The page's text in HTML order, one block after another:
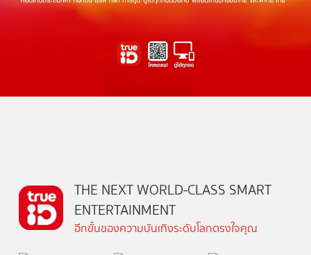
THE NEXT WORLD-CLASS SMART
ENTERTAINMENT
อีกขั้นของความบันเทิงระดับโลกตรงใจคุณ